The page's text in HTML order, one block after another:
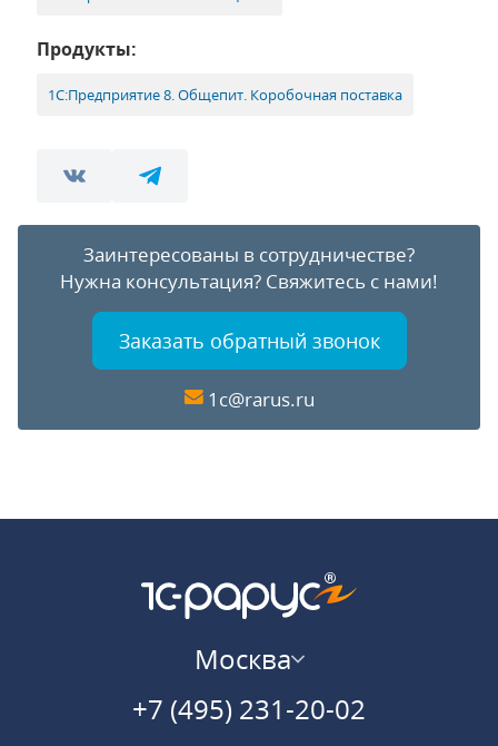
Продукты:
1С:Предприятие 8. Общепит. Коробочная поставка
Заинтересованы в сотрудничестве?
Нужна консультация? Свяжитесь с нами!
Заказать обратный звонок
1c@rarus.ru
Москва
+7 (495) 231-20-02